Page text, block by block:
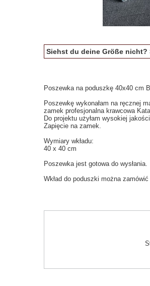
Siehst du deine Größe nicht?
Poszewka na poduszkę 40x40 cm
Poszewkę wykonałam na ręcznej
zamek profesjonalna krawcowa
Do projektu użyłam wysokiej
Zapięcie na zamek.
Wymiary wkładu:
40 x 40 cm
Poszewka jest gotowa do wysłania.
Wkład do poduszki można zamówić